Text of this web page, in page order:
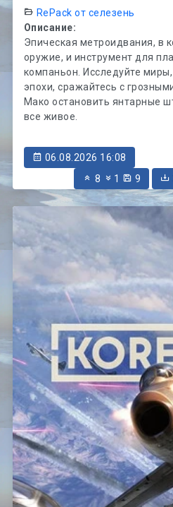
RePack от селезень
Описание:
Эпическая метроидвания, в
оружие, и инструмент для
компаньон. Исследуйте
эпохи, сражайтесь с
Мако остановить янтарные
все живое.
06.08.2026 16:08
8
1 9